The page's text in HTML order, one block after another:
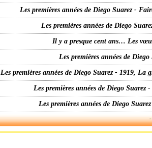
Les premières années de Diego Suarez -
Les premières années de Diego
Il y a presque cent ans… Les
Les premières années de
Les premières années de Diego Suarez - 1919,
Les premières années de Diego
Les premières années de Diego